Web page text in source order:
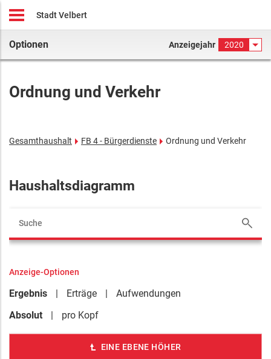
Stadt Velbert
Optionen Anzeigejahr 2020
Ordnung und Verkehr
Gesamthaushalt FB 4 - Bürgerdienste Ordnung und Verkehr
Haushaltsdiagramm
Anzeige-Optionen
Ergebnis Erträge
Aufwendungen
Absolut
pro Kopf
EINE EBENE HÖHER